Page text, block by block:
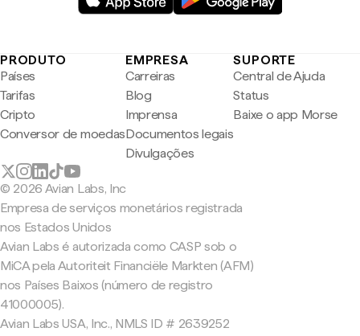
PRODUTO
Países
Tarifas
Cripto
Conversor de moedas
EMPRESA
Carreiras
Blog
Imprensa
Documentos legais
Divulgações
SUPORTE
Central de Ajuda
Status
Baixe o app Morse
© 2026 Avian Labs, Inc
Empresa de serviços monetários registrada
nos Estados Unidos
Avian Labs é autorizada como CASP sob o
MiCA pela Autoriteit Financiële Markten (AFM)
nos Países Baixos (número de registro
41000005).
Avian Labs USA, Inc., NMLS ID # 2639252